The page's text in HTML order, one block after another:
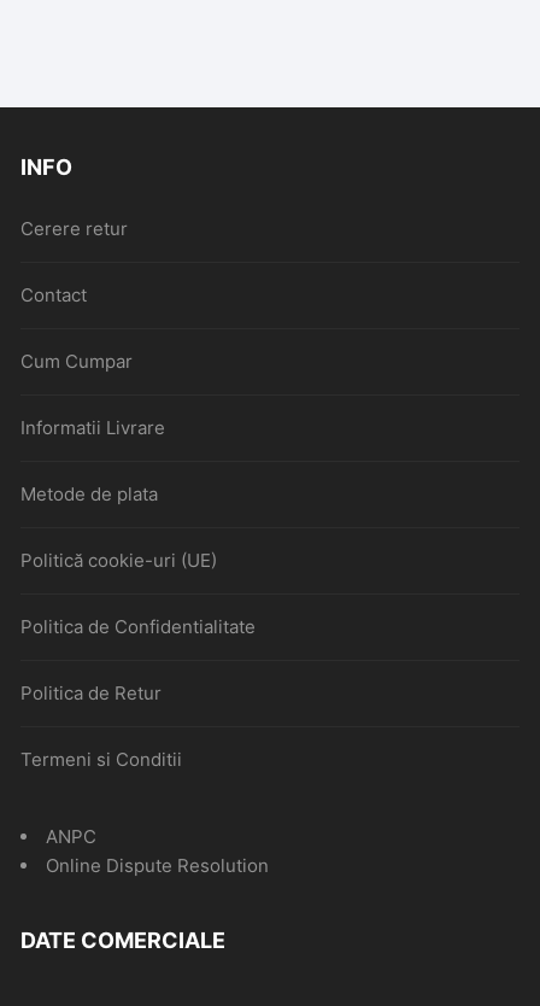
INFO
Cerere retur
Contact
Cum Cumpar
Informatii Livrare
Metode de plata
Politică cookie-uri (UE)
Politica de Confidentialitate
Politica de Retur
Termeni si Conditii
ANPC
Online Dispute Resolution
DATE COMERCIALE